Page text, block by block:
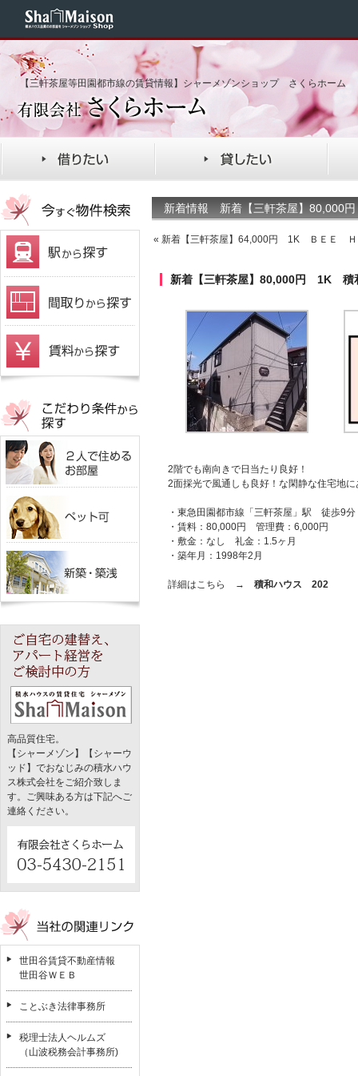
【三軒茶屋等田園都市線の賃貸情報】シャーメゾンショップ さくらホーム
高品質住宅。
【シャーメゾン】【シャーウ
ッド】でおなじみの積水ハウ
ス株式会社をご紹介致しま
す。ご興味ある方は下記へご
連絡ください。
世田谷賃貸不動産情報
世田谷ＷＥＢ
ことぶき法律事務所
税理士法人ヘルムズ
（山波税務会計事務所)
新着情報 新着【三軒茶屋】
« 新着【三軒茶屋】64,000円 1K ＢＥＥ
新着【三軒茶屋】80,000円 1K 積
2階でも南向きで日当たり良好！
2面採光で風通しも良好！な閑静な住宅地
・東急田園都市線「三軒茶屋」駅 徒歩9分
・賃料：80,000円 管理費：6,000円
・敷金：なし 礼金：1.5ヶ月
・築年月：1998年2月
詳細はこちら → 積和ハウス 202